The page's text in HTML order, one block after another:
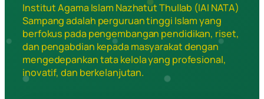
Institut Agama Islam Nazhatut Thullab (IAI NATA)
Sampang adalah perguruan tinggi Islam yang
berfokus pada pengembangan pendidikan, riset,
dan pengabdian kepada masyarakat dengan
mengedepankan tata kelola yang profesional,
inovatif, dan berkelanjutan.